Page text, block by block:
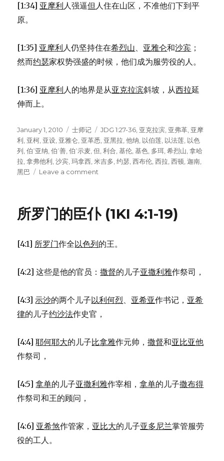
[1:34] 亚摩利人强逼但 人住在山区，不准他们下到平
原。
[1:35] 亚摩利人仍坚持住在希烈山、 亚雅仑和沙宾 ；
然而约瑟家权势强盛的时候，他们成为服劳役的人。
[1:36] 亚摩利人的地界是从亚克拉滨斜坡，从西拉延
伸而上。
Posted
on
January 1, 2010 Categories
士师记 Tags
JDG 1:27-36 亚克拉滨 亚弗革 亚摩
利 亚柯 亚设 亚雅仑 亚革悉 亚黑拉 ,他纳 以伯莲 以法莲 以色
列 ,伯˙亚纳 ,伯˙善 ,伯˙示麦 ,但 ,利合 ,基伦 ,基色 多珥 ,希烈山 ,拿哈
拉 ,拿弗他利 ,沙宾 ,玛拿西 ,米吉多 ,约瑟 ,西布伦 ,西拉 ,西顿 ,迦南
黑巴
Leave a comment
未
的
(JDG
1:27-
所罗门的臣仆 (1KI 4:1-19)
[4:1] 所罗门作全以色列的王。
[4:2] 这些是他的官员：撒督的儿子亚撒利雅作祭司，
[4:3]示沙的两个儿子以利何烈、 亚希亚作书记， 亚希
律的儿子约沙法作史官，
[4:4]耶何耶大的儿子比拿雅作元帅，撒督和亚比亚他
作祭司，
[4:5]拿单的儿子亚撒利雅作宰相，拿单的儿子撒布得
作祭司和王的顾问，
[4:6] 亚希煞作管家， 亚比大的儿子亚多尼兰掌管服劳
役的工人。